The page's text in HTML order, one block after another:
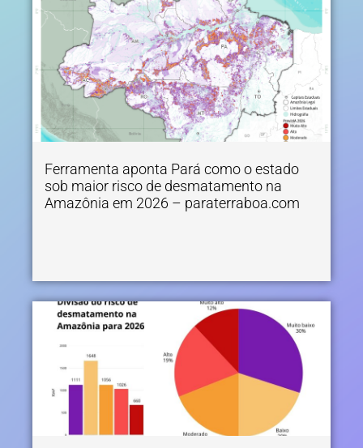
Ferramenta aponta Pará como o estado
sob maior risco de desmatamento na
Amazônia em 2026 – paraterraboa.com